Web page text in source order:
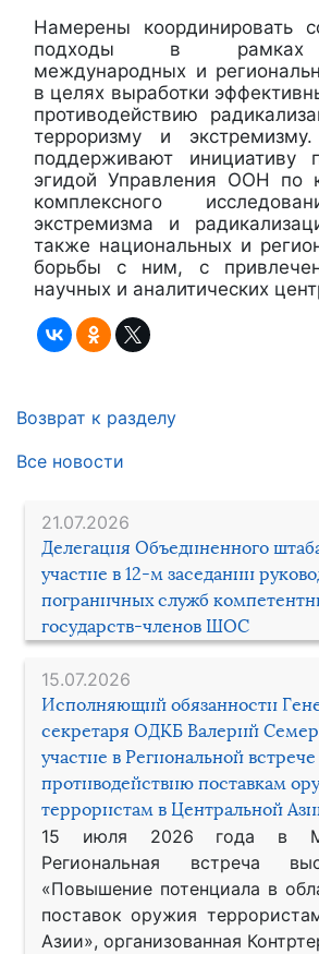
21.07.2026
Делегация Объединенного
участие в 12-м заседании
пограничных служб
государств-членов ШОС
15.07.2026
Исполняющий обязанности
секретаря ОДКБ Валерий
участие в Региональной
противодействию поставкам
террористам в Центральной
15 июля 2026 года в
Региональная встреча
«Повышение потенциала в
поставок оружия
Азии», организованная
Намерены координировать
подходы в рамках
международных и
в целях выработки
противодействию
терроризму и
поддерживают инициативу
эгидой Управления ООН по
комплексного
экстремизма и
также национальных и
борьбы с ним, с
научных и аналитических
Возврат к разделу
Все новости